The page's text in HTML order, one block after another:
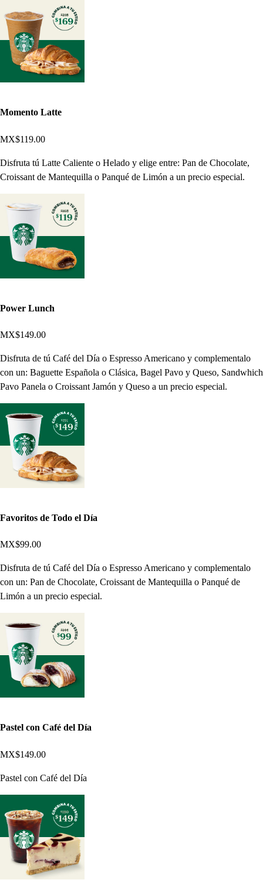
Momento Latte
MX$119.00
Disfruta tú Latte Caliente o Helado y elige entre: Pan de Chocolate,
Croissant de Mantequilla o Panqué de Limón a un precio especial.
Power Lunch
MX$149.00
Disfruta de tú Café del Día o Espresso Americano y complementalo
con un: Baguette Española o Clásica, Bagel Pavo y Queso, Sandwhich
Pavo Panela o Croissant Jamón y Queso a un precio especial.
Favoritos de Todo el Día
MX$99.00
Disfruta de tú Café del Día o Espresso Americano y complementalo
con un: Pan de Chocolate, Croissant de Mantequilla o Panqué de
Limón a un precio especial.
Pastel con Café del Día
MX$149.00
Pastel con Café del Día